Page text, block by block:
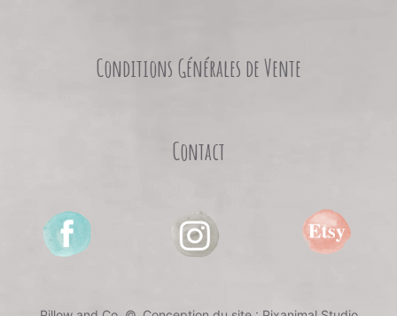
Conditions Générales de Vente
Contact